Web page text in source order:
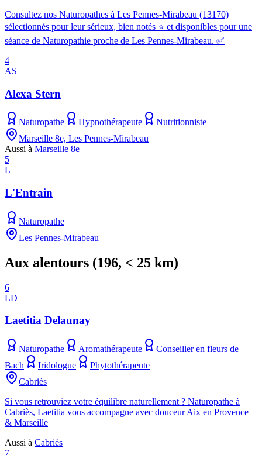
Consultez nos Naturopathes à Les Pennes-Mirabeau (13170)
sélectionnés pour leur sérieux, bien notés ⭐ et disponibles pour une
séance de Naturopathie proche de Les Pennes-Mirabeau. ✅
4
AS
Alexa Stern
Naturopathe Hypnothérapeute
Nutritionniste
Marseille 8e, Les Pennes-Mirabeau
Aussi à Marseille 8e
5
L
L'Entrain
Naturopathe
Les Pennes-Mirabeau
Aux alentours (196, < 25 km)
6
LD
Laetitia Delaunay
Naturopathe Aromathérapeute
Conseiller en fleurs de
Bach
Iridologue
Phytothérapeute
Cabriès
Si vous retrouviez votre équilibre naturellement ? Naturopathe à
Cabriès, Laetitia vous accompagne avec douceur Aix en Provence
& Marseille
Aussi à Cabriès